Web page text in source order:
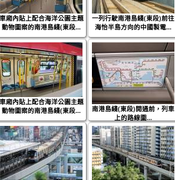
車廂內貼上配合海洋公園主題
動物圖案的南港島綫(東段...
一列行駛南港島綫(東段)前往
海怡半島方向的中國製電...
車廂內貼上配合海洋公園主題
動物圖案的南港島綫(東段...
南港島綫(東段)開通前，列車
上的路線圖...